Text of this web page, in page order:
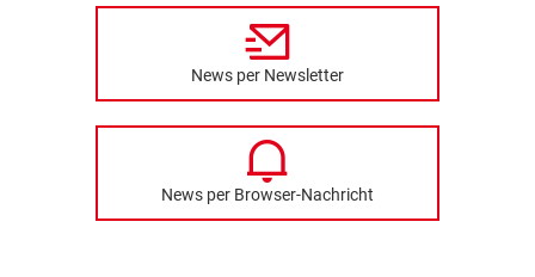
News per Newsletter
News per Browser-Nachricht